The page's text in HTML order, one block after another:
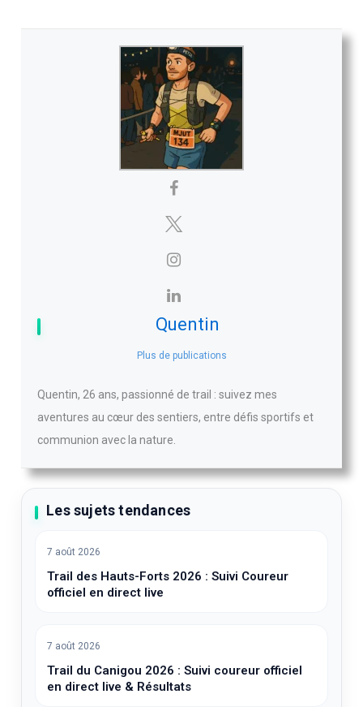
Quentin
Plus de publications
Quentin, 26 ans, passionné de trail : suivez mes
aventures au cœur des sentiers, entre défis sportifs et
communion avec la nature.
Les sujets tendances
7 août 2026
Trail des Hauts-Forts 2026 : Suivi Coureur
officiel en direct live
7 août 2026
Trail du Canigou 2026 : Suivi coureur officiel
en direct live & Résultats